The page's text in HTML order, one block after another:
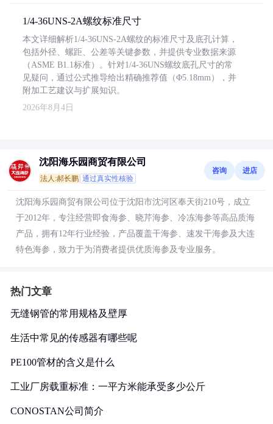
1/4-36UNS-2A螺纹标准尺寸
本文详细解析1/4-36UNS-2A螺纹的标准尺寸及底孔计算，
包括外径、螺距、公差等关键参数，并提供专业数据来源
（ASME B1.1标准）。针对1/4-36UNS螺纹底孔尺寸的常
见疑问，通过公式推导给出精确推荐值（Φ5.18mm），并
附加工艺建议与扩展知识。
2026年8月4日
沈阳海乐园商贸有限公司
法人:郝长鹏 通过真实性核验
咨询 进店
沈阳海乐园商贸有限公司位于沈阳市沈河区奉天街210号，成立
于2012年，专注经营即食海参、晓芹海参、冷冻海参等高品质海
产品，拥有12年行业经验，产品覆盖干海参、速发干海参及大连
特色海参，致力于为消费者提供优质海参及专业服务。
热门文章
无缝钢管的常用规格及壁厚
生活中常见的传感器有哪些呢
PE100管材的含义是什么
工业厂房载重标准：一平方米能承受多少公斤
CONOSTAN公司简介